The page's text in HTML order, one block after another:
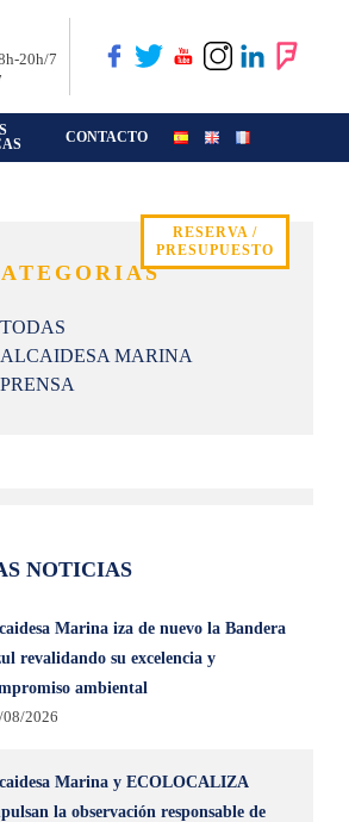
20h/7
CONTACTO
RESERVA /
PRESUPUESTO
TODAS
ALCAIDESA MARINA
PRENSA
NOTICIAS
Marina iza de nuevo la Bandera
revalidando su excelencia y
ambiental
08/2026
Marina y ECOLOCALIZA
la observación responsable de